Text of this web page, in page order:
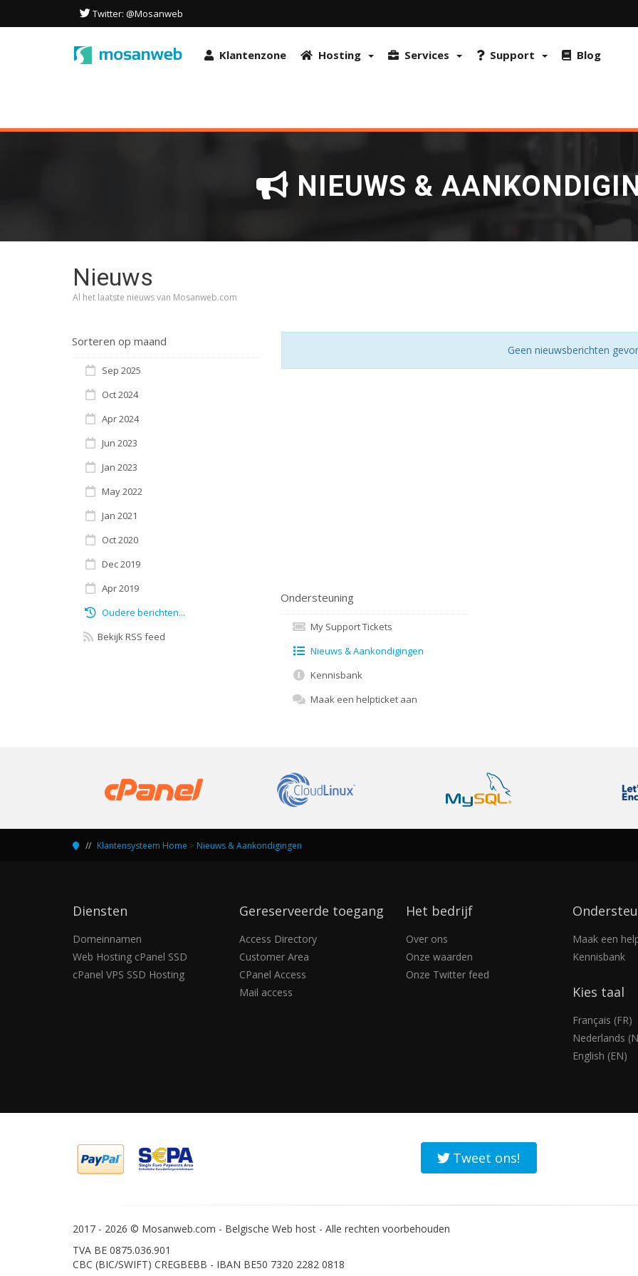
Deze site maakt gebruik van cookies om de gebruikerservaring te optimaliseren. De site maakt ook gebruik van FraudLabs Pro en
deze site gaat u akkoord met het gebruik van deze technologieën in overeenstemming met ons Privacybeleid.
Twitter: @Mosanweb
Klantenzone Hosting Services Support Blog
NIEUWS &
Nieuws
Al het laatste nieuws van Mosanweb.com
Sorteren op maand
Sep 2025
Oct 2024
Apr 2024
Jun 2023
Jan 2023
May 2022
Jan 2021
Oct 2020
Dec 2019
Apr 2019
Oudere berichten...
Bekijk RSS feed
Geen nieuwsberichten
Ondersteuning
My Support Tickets
Nieuws & Aankondigingen
Kennisbank
Maak een helpticket aan
Klantensysteem Home > Nieuws & Aankondigingen
Diensten
Domeinnamen
Web Hosting cPanel SSD
cPanel VPS SSD Hosting
Gereserveerde toegang
Access Directory
Customer Area
CPanel Access
Mail access
Het bedrijf
Over ons
Onze waarden
Onze Twitter feed
Maak een
Kennisbank
Kies taal
Français (FR)
Nederlands
English (EN)
Tweet ons!
2017 - 2026 © Mosanweb.com - Belgische Web host - Alle rechten voorbehouden
TVA BE 0875.036.901
CBC (BIC/SWIFT) CREGBEBB - IBAN BE50 7320 2282 0818